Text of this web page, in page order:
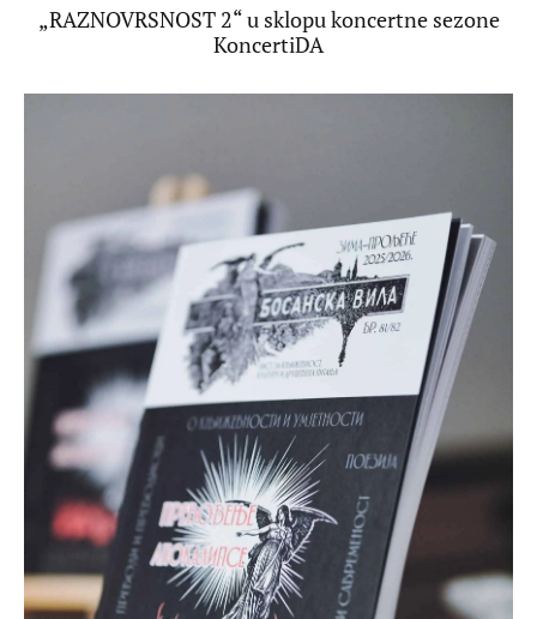
„RAZNOVRSNOST 2“ u sklopu koncertne sezone
KoncertiDA